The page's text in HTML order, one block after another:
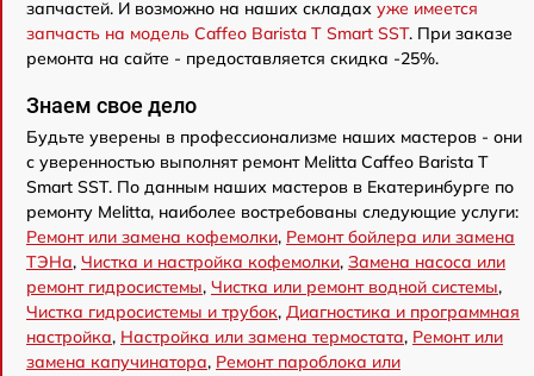
запчастей. И возможно на наших складах уже имеется
запчасть на модель Caffeo Barista T Smart SST. При заказе
ремонта на сайте - предоставляется скидка -25%.
Знаем свое дело
Будьте уверены в профессионализме наших мастеров - они
с уверенностью выполнят ремонт Melitta Caffeo Barista T
Smart SST. По данным наших мастеров в Екатеринбурге по
ремонту Melitta, наиболее востребованы следующие услуги:
Ремонт или замена кофемолки, Ремонт бойлера или замена
ТЭНа, Чистка и настройка кофемолки, Замена насоса или
ремонт гидросистемы, Чистка или ремонт водной системы,
Чистка гидросистемы и трубок, Диагностика и программная
настройка, Настройка или замена термостата, Ремонт или
замена капучинатора, Ремонт пароблока или